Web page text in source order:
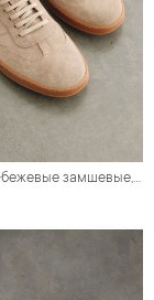
Кеды темно-бежевые замшевые, на коричнеыой подошве